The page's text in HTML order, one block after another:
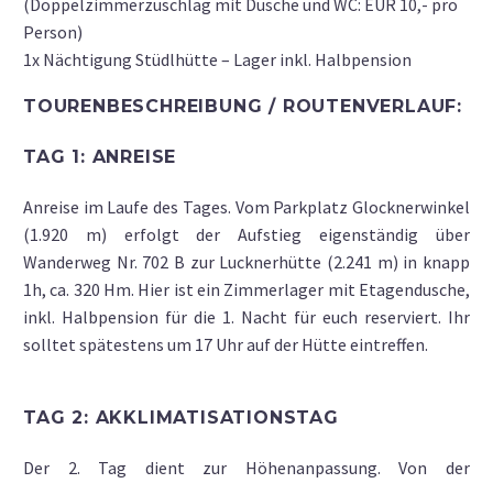
(Doppelzimmerzuschlag mit Dusche und WC: EUR 10,- pro
Person)
1x Nächtigung Stüdlhütte – Lager inkl. Halbpension
TOURENBESCHREIBUNG / ROUTENVERLAUF:
TAG 1: ANREISE
Anreise im Laufe des Tages. Vom Parkplatz Glocknerwinkel
(1.920 m) erfolgt der Aufstieg eigenständig über
Wanderweg Nr. 702 B zur Lucknerhütte (2.241 m) in knapp
1h, ca. 320 Hm. Hier ist ein Zimmerlager mit Etagendusche,
inkl. Halbpension für die 1. Nacht für euch reserviert. Ihr
solltet spätestens um 17 Uhr auf der Hütte eintreffen.
TAG 2: AKKLIMATISATIONSTAG
Der 2. Tag dient zur Höhenanpassung. Von der